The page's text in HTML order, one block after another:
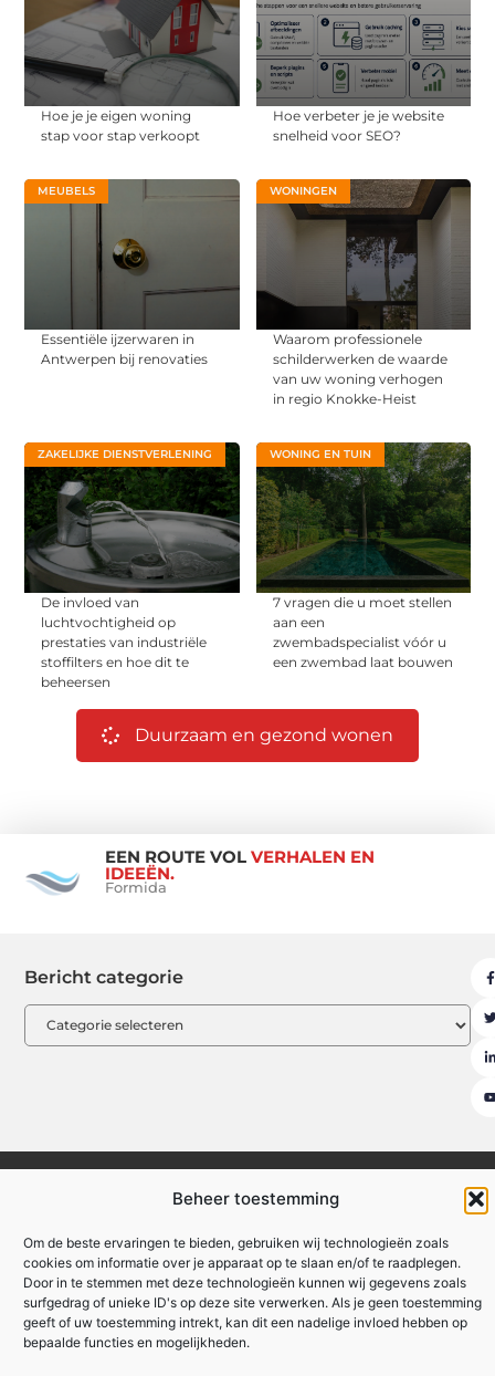
Beheer toestemming
Om de beste ervaringen te bieden, gebruiken wij technologieën zoals
cookies om informatie over je apparaat op te slaan en/of te raadplegen.
Door in te stemmen met deze technologieën kunnen wij gegevens zoals
surfgedrag of unieke ID's op deze site verwerken. Als je geen toestemming
geeft of uw toestemming intrekt, kan dit een nadelige invloed hebben op
bepaalde functies en mogelijkheden.
Hoe je je eigen woning
stap voor stap verkoopt
Hoe verbeter je je website
snelheid voor SEO?
MEUBELS
Essentiële ijzerwaren in
Antwerpen bij renovaties
WONINGEN
Waarom professionele
schilderwerken de waarde
van uw woning verhogen
in regio Knokke-Heist
ZAKELIJKE DIENSTVERLENING
De invloed van
luchtvochtigheid op
prestaties van industriële
stoffilters en hoe dit te
beheersen
WONING EN TUIN
7 vragen die u moet stellen
aan een
zwembadspecialist vóór u
een zwembad laat bouwen
Duurzaam en gezond wonen
EEN ROUTE VOL VERHALEN EN
IDEEËN.
Formida
Bericht categorie
Over ons
Backlinks kopen: hoe je effectief en veilig je website kunt versterken
Linkbuilding geld verdienen: zo maak je van links een inkomstenbron